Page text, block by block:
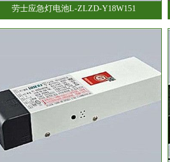
劳士应急灯电池L-ZLZD-Y18W151